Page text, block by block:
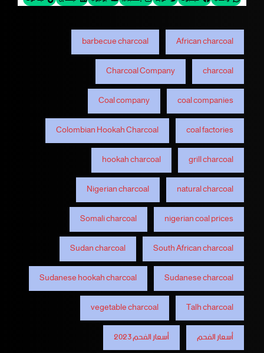
African charcoal
barbecue charcoal
charcoal
Charcoal Company
coal companies
Coal company
coal factories
Colombian Hookah Charcoal
grill charcoal
hookah charcoal
natural charcoal
Nigerian charcoal
nigerian coal prices
Somali charcoal
South African charcoal
Sudan charcoal
Sudanese charcoal
Sudanese hookah charcoal
Talh charcoal
vegetable charcoal
أسعار الفحم
أسعار الفحم 2023